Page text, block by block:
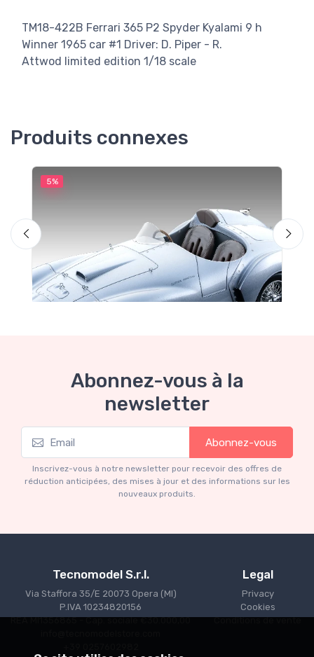
TM18-422B Ferrari 365 P2 Spyder Kyalami 9 h
Winner 1965 car #1 Driver: D. Piper - R.
Attwod limited edition 1/18 scale
Produits connexes
5%
Mythos Collection 1-18
Ferrari 166 MM Abarth Metallic Silver Press
€227.05 €239.00
Abonnez-vous à la
newsletter
Abonnez-vous
Inscrivez-vous à notre newsletter pour recevoir des offres de
réduction anticipées, des mises à jour et des informations sur les
nouveaux produits.
Tecnomodel S.r.l.
Via Staffora 35/E 20073 Opera (MI)
P.IVA 10234820156
REA MI1356865 - Cap. sociale €30.000,00
Legal
Privacy
Cookies
Conditions de vente